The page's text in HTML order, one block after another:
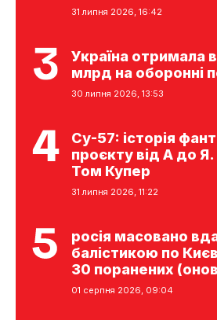
31 липня 2026, 16:42
Україна отримала
млрд на оборонні
30 липня 2026, 13:53
Су-57: історія
проєкту від А до Я.
Том Купер
31 липня 2026, 11:22
росія масовано
балістикою по
30 поранених
01 серпня 2026, 09:04